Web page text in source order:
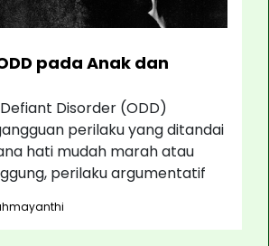
pada Anak dan
Disorder (ODD)
perilaku yang ditandai
hati mudah marah atau
perilaku argumentatif